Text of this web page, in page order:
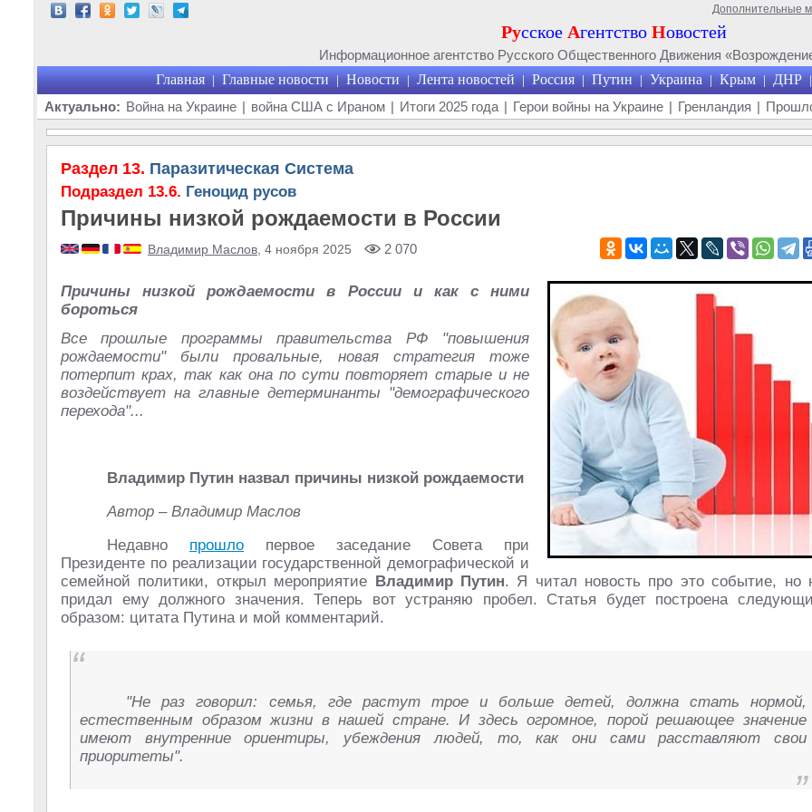
Дополнительные
Русское Агентство Новостей
Информационное агентство Русского Общественного Движения
Главная | Главные новости | Новости | Лента новостей | Россия | Путин | Украина | Крым | ДНР |
Актуально: Война на Украине | война США с Ираном | Итоги 2025 года | Герои войны на Украине | Гренландия |
Раздел 13. Паразитическая Система
Подраздел 13.6. Геноцид русов
Причины низкой рождаемости в России
Владимир Маслов , 4 ноября 2025 2 070
Причины низкой рождаемости в России и как с ними
бороться
Все прошлые программы правительства РФ "повышения
рождаемости" были провальные, новая стратегия тоже
потерпит крах, так как она по сути повторяет старые и не
воздействует на главные детерминанты "демографического
перехода"...
Владимир Путин назвал причины низкой рождаемости
Автор – Владимир Маслов
Недавно прошло первое заседание Совета при
Президенте по реализации государственной демографической и
семейной политики, открыл мероприятие Владимир Путин. Я читал новость про это событие, но
придал ему должного значения. Теперь вот устраняю пробел. Статья будет построена
образом: цитата Путина и мой комментарий.
"Не раз говорил: семья, где растут трое и больше детей, должна стать нормой,
естественным образом жизни в нашей стране. И здесь огромное, порой решающее значение
имеют внутренние ориентиры, убеждения людей, то, как они сами расставляют свои
приоритеты".